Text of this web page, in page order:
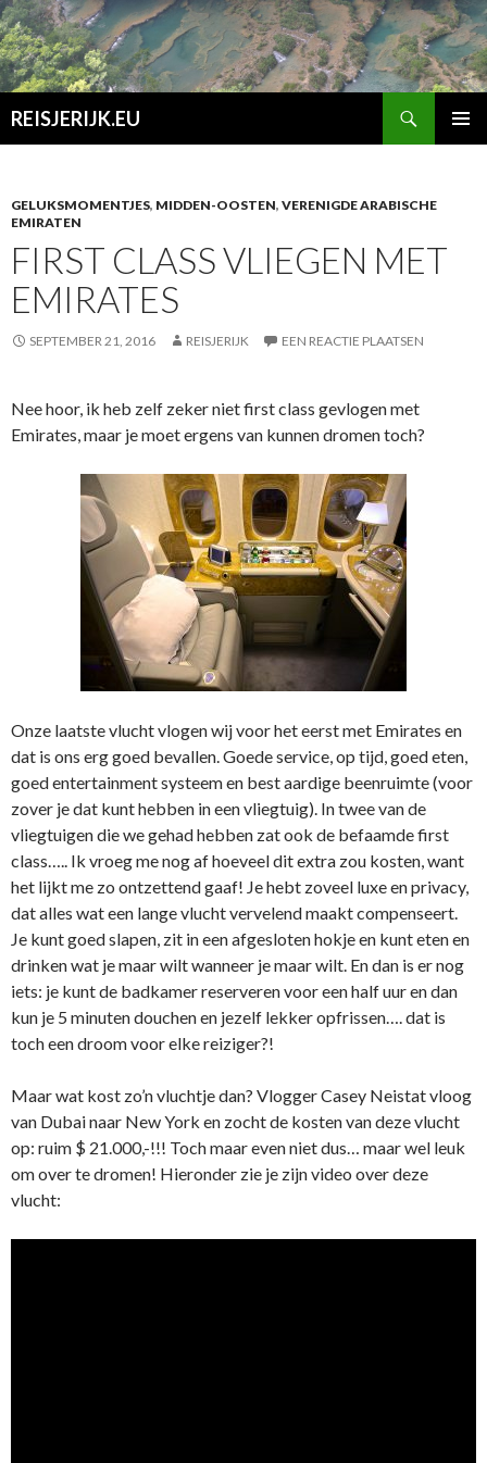
REISJERIJK.EU
GELUKSMOMENTJES, MIDDEN-OOSTEN, VERENIGDE ARABISCHE
EMIRATEN
FIRST CLASS VLIEGEN MET
EMIRATES
SEPTEMBER 21, 2016 REISJERIJK EEN REACTIE PLAATSEN
Nee hoor, ik heb zelf zeker niet first class gevlogen met
Emirates, maar je moet ergens van kunnen dromen toch?
Onze laatste vlucht vlogen wij voor het eerst met Emirates en
dat is ons erg goed bevallen. Goede service, op tijd, goed eten,
goed entertainment systeem en best aardige beenruimte (voor
zover je dat kunt hebben in een vliegtuig). In twee van de
vliegtuigen die we gehad hebben zat ook de befaamde first
class….. Ik vroeg me nog af hoeveel dit extra zou kosten, want
het lijkt me zo ontzettend gaaf! Je hebt zoveel luxe en privacy,
dat alles wat een lange vlucht vervelend maakt compenseert.
Je kunt goed slapen, zit in een afgesloten hokje en kunt eten en
drinken wat je maar wilt wanneer je maar wilt. En dan is er nog
iets: je kunt de badkamer reserveren voor een half uur en dan
kun je 5 minuten douchen en jezelf lekker opfrissen…. dat is
toch een droom voor elke reiziger?!
Maar wat kost zo’n vluchtje dan? Vlogger Casey Neistat vloog
van Dubai naar New York en zocht de kosten van deze vlucht
op: ruim $ 21.000,-!!! Toch maar even niet dus… maar wel leuk
om over te dromen! Hieronder zie je zijn video over deze
vlucht: